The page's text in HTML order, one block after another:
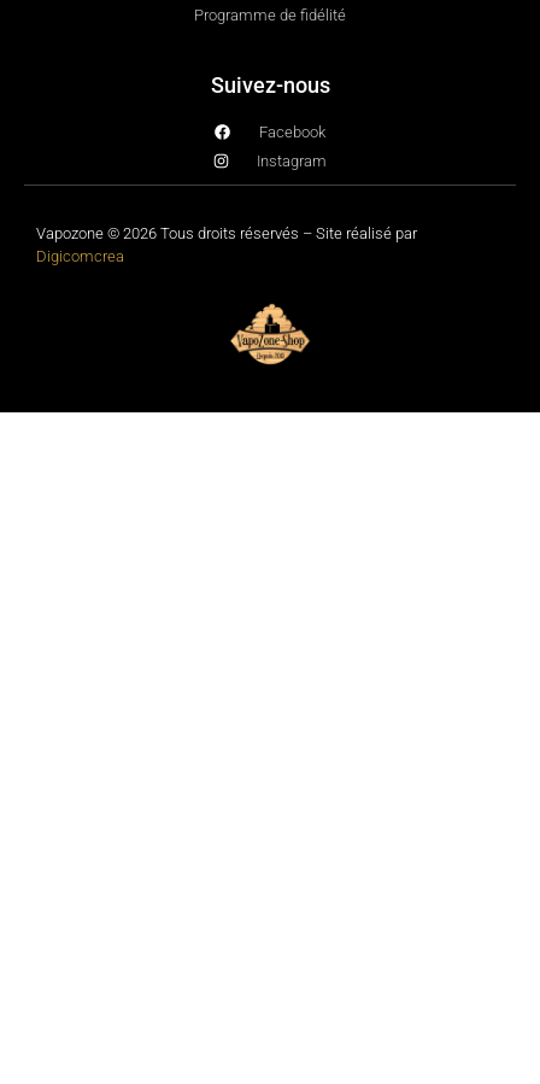
Programme de fidélité
Suivez-nous
Facebook
Instagram
Vapozone © 2026 Tous droits réservés – Site réalisé par
Digicomcrea